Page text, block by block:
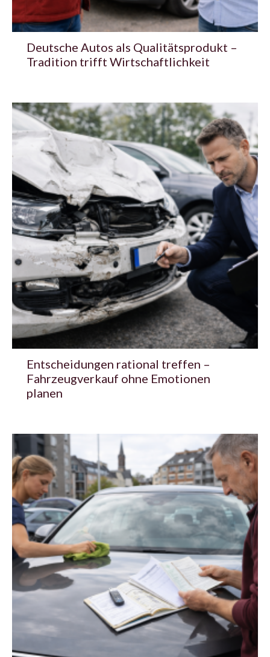
Deutsche Autos als Qualitätsprodukt –
Tradition trifft Wirtschaftlichkeit
Entscheidungen rational treffen –
Fahrzeugverkauf ohne Emotionen
planen